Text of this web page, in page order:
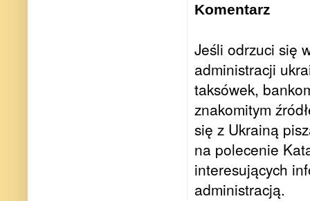
Komentarz
Jeśli odrzuci się
administracji
taksówek,
znakomitym
się z Ukrainą
na polecenie
interesujących
administracją.